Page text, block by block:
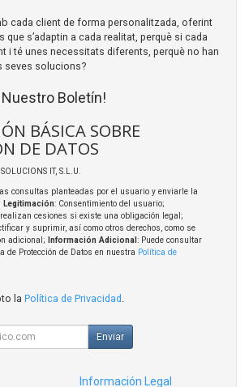
cada client de forma personalitzada, oferint
que s’adaptin a cada realitat, perquè si cada
i té unes necessitats diferents, perquè no han
seves solucions?
Nuestro Boletín!
BÁSICA SOBRE
DE DATOS
IT, S.L.U.
consultas planteadas por el usuario y enviarle la
Legitimación: Consentimiento del usuario;
realizan cesiones si existe una obligación legal;
y suprimir, así como otros derechos, como se
adicional;
Información Adicional : Puede consultar
de Protección de Datos en nuestra Política de
la Política de Privacidad
Enviar
Información Legal